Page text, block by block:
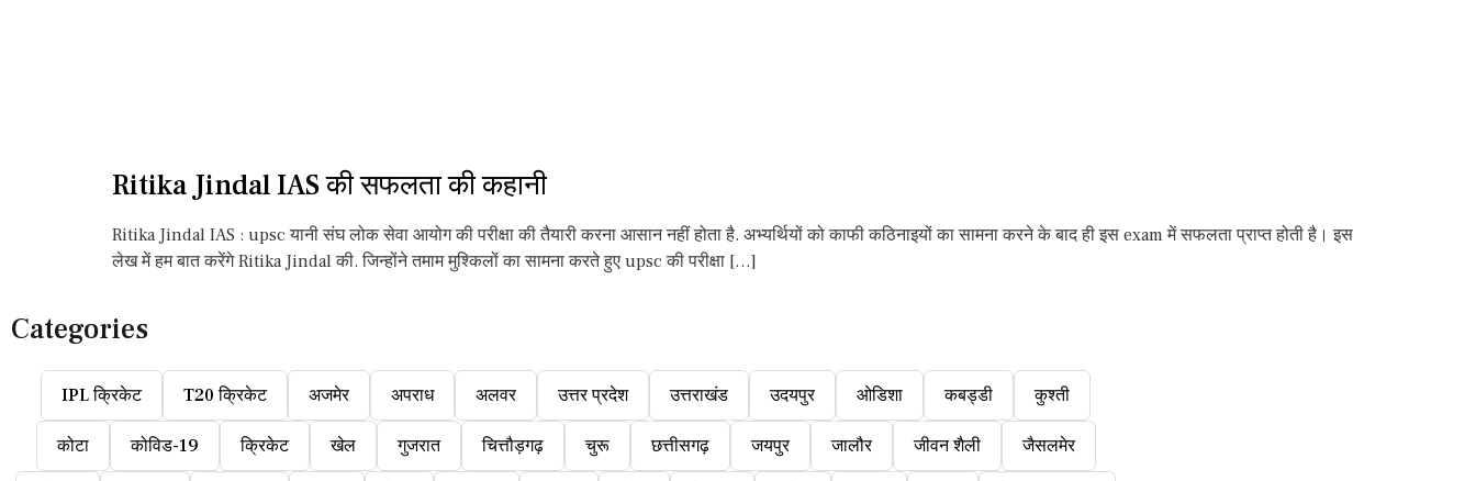
Ritika Jindal IAS की सफलता की कहानी
Ritika Jindal IAS : upsc यानी संघ लोक सेवा आयोग की परीक्षा की तैयारी करना आसान नहीं होता है. अभ्यर्थियों को काफी कठिनाइयों का सामना करने के बाद ही इस exam में सफलता प्राप्त होती है। इस
लेख में हम बात करेंगे Ritika Jindal की. जिन्होंने तमाम मुश्किलों का सामना करते हुए upsc की परीक्षा […]
Categories
IPL क्रिकेट T20 क्रिकेट अजमेर अपराध अलवर उत्तर प्रदेश उत्तराखंड उदयपुर ओडिशा कबड्डी कुश्ती
कोटा कोविड-19 क्रिकेट खेल गुजरात चित्तौड़गढ़ चुरू छत्तीसगढ़ जयपुर जालौर जीवन शैली जैसलमेर